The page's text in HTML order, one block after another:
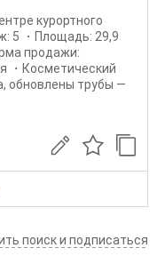
курортного
5 ・Площадь: 29,9
продажи:
・Косметический
обновлены трубы —
поиск и подписаться